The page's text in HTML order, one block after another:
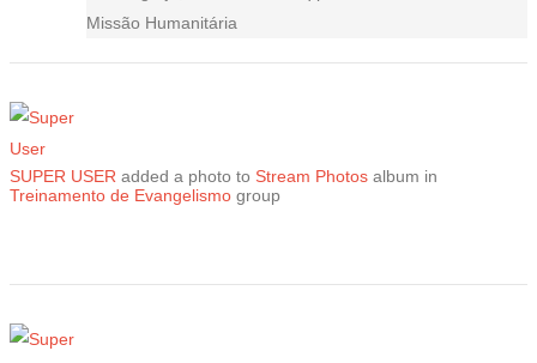
Missão Humanitária
SUPER USER added a photo to Stream Photos album in
Treinamento de Evangelismo group